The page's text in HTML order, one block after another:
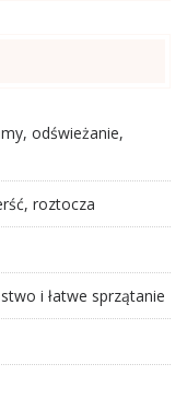
odświeżanie,
roztocza
i łatwe sprzątanie